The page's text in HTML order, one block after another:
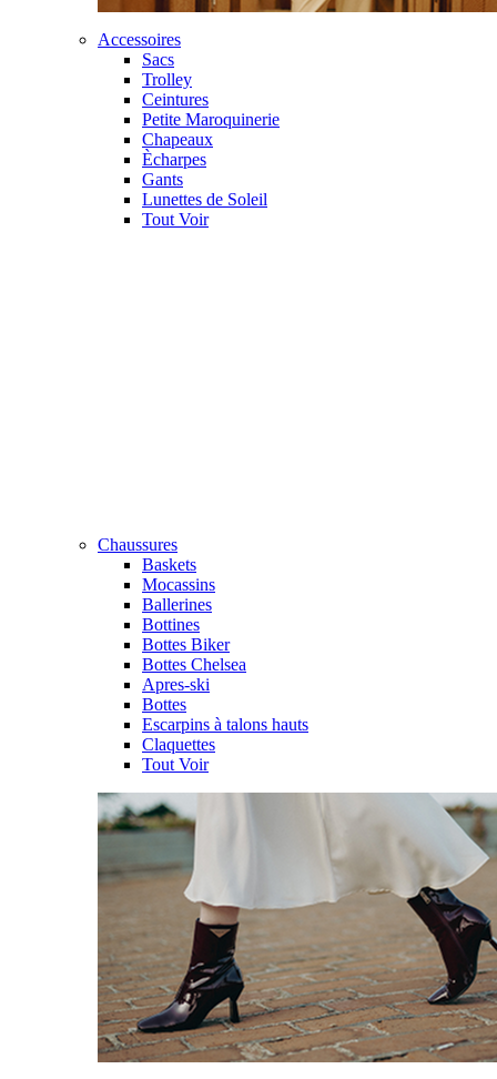
Accessoires
Sacs
Trolley
Ceintures
Petite Maroquinerie
Chapeaux
Ècharpes
Gants
Lunettes de Soleil
Tout Voir
Chaussures
Baskets
Mocassins
Ballerines
Bottines
Bottes Biker
Bottes Chelsea
Apres-ski
Bottes
Escarpins à talons hauts
Claquettes
Tout Voir